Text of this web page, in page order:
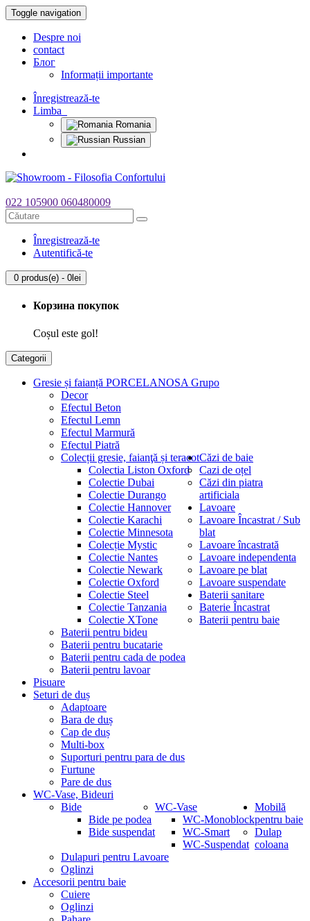
Toggle navigation
Despre noi
contact
Блог
Informații importante
Înregistrează-te
Limba
Romania
Russian
022 105900 060480009
Înregistrează-te
Autentifică-te
0 produs(e) - 0lei
Корзина покупок
Coșul este gol!
Categorii
Gresie și faianță PORCELANOSA Grupo
Decor
Efectul Beton
Efectul Lemn
Efectul Marmură
Efectul Piatră
Colecții gresie, faianţă și teracot
Colectia Liston Oxford
Colectie Dubai
Colectie Durango
Colectie Hannover
Colectie Karachi
Colectie Minnesota
Colecție Mystic
Colectie Nantes
Colectie Newark
Colectie Oxford
Colectie Steel
Colectie Tanzania
Colectie XTone
Căzi de baie
Cazi de oțel
Căzi din piatra
artificiala
Lavoare
Lavoare Încastrat / Sub
blat
Lavoare încastrată
Lavoare independenta
Lavoare pe blat
Lavoare suspendate
Baterii sanitare
Baterie Încastrat
Baterii pentru baie
Baterii pentru bideu
Baterii pentru bucatarie
Baterii pentru cada de podea
Baterii pentru lavoar
Pisuare
Seturi de duș
Adaptoare
Bara de duș
Cap de duș
Multi-box
Suporturi pentru para de dus
Furtune
Pare de dus
WC-Vase, Bideuri
Bide
Bide pe podea
Bide suspendat
WC-Vase
WC-Monoblock
WC-Smart
WC-Suspendat
Mobilă
pentru baie
Dulap
coloana
Dulapuri pentru Lavoare
Oglinzi
Accesorii pentru baie
Cuiere
Oglinzi